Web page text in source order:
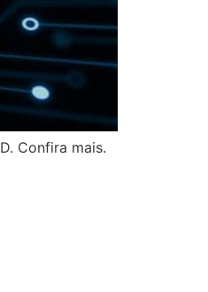
Confira mais.